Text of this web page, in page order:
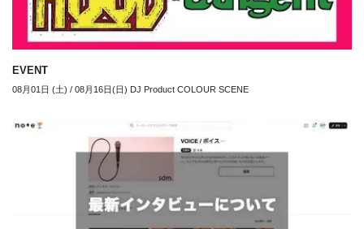
EVENT
08月01日 (土) / 08月16日(日) DJ Product COLOUR SCENE